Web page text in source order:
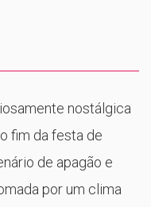
nostálgica
fim da festa de
de apagão e
por um clima